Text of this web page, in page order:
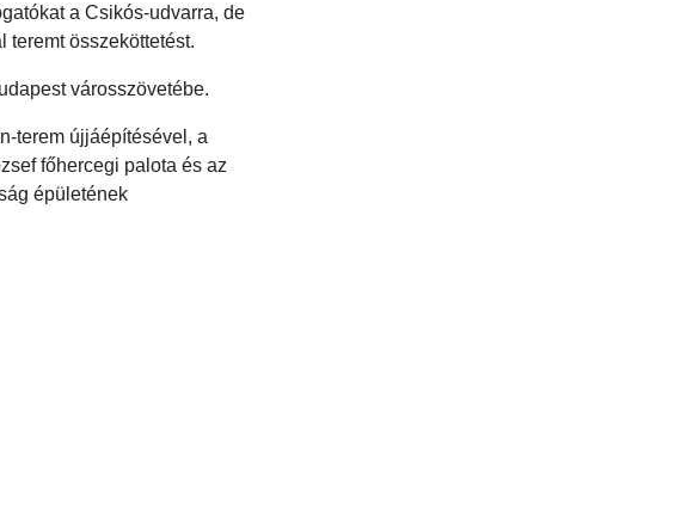
a Csikós-udvarra, de
teremt összeköttetést.
városszövetébe.
terem újjáépítésével, a
főhercegi palota és az
épületének